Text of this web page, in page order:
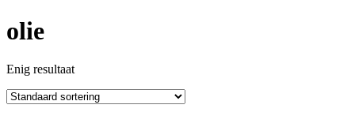
olie
Enig resultaat